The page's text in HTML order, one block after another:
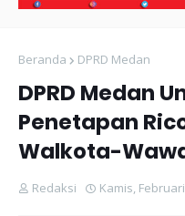
Beranda DPRD Medan
DPRD Medan
Penetapan
Walkota-
Redaksi Kamis,